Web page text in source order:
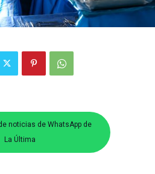
noticias de WhatsApp de
La Última